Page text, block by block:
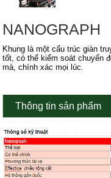
NANOGRAPH
Khung là một cấu trúc giàn
tốt, có thể kiểm soát chuyển
mà, chính xác mọi lúc.
Thông tin sản phẩm